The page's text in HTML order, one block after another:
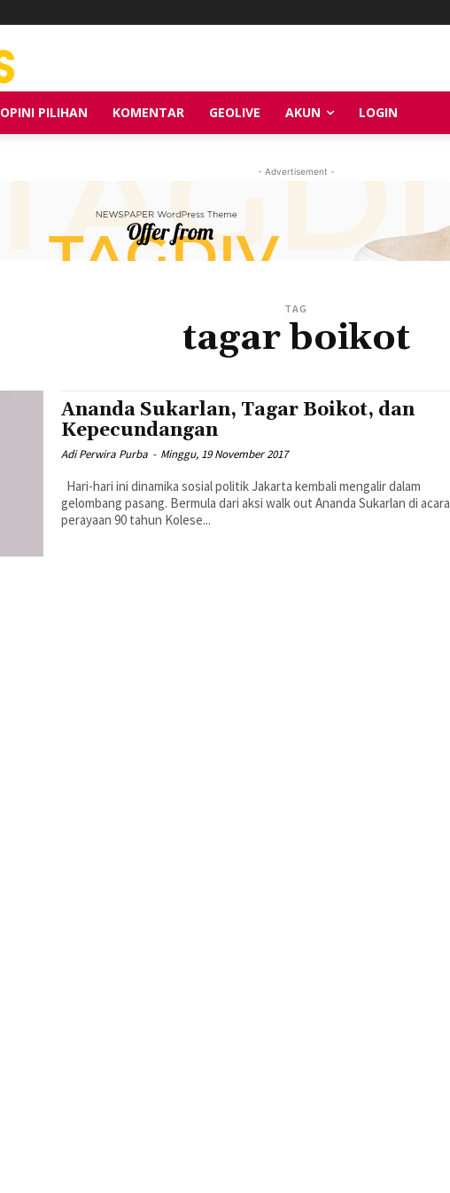
OPINI PILIHAN KOMENTAR GEOLIVE AKUN LOGIN
- Advertisement -
TAG
tagar boikot
Ananda Sukarlan, Tagar Boikot, dan
Kepecundangan
Adi Perwira Purba - Minggu, 19 November 2017
gelombang pasang. Bermula dari aksi walk out Ananda Sukarlan di acara
perayaan 90 tahun Kolese...